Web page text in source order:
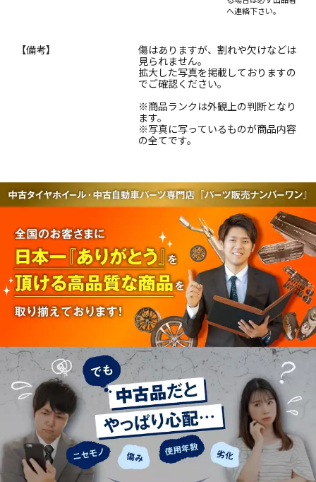
へ連絡下さい。
【備考】
傷はありますが、割れや欠けなどは
見られません。
拡大した写真を掲載しておりますの
でご確認ください。
※商品ランクは外観上の判断となり
ます。
※写真に写っているものが商品内容
の全てです。